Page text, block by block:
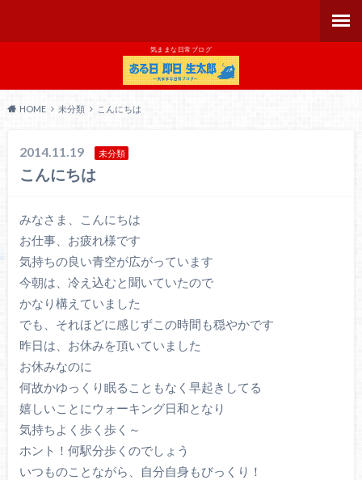
気ままな日常ブログ
HOME 未分類 こんにちは
2014.11.19 未分類
こんにちは
みなさま、こんにちは
お仕事、お疲れ様です
気持ちの良い青空が広がっています
今朝は、冷え込むと聞いていたので
かなり構えていました
でも、それほどに感じずこの時間も穏やかです
昨日は、お休みを頂いていました
お休みなのに
何故かゆっくり眠ることもなく早起きしてる
嬉しいことにウォーキング日和となり
気持ちよく歩く歩く～
ホント！何駅分歩くのでしょう
いつものことながら、自分自身もびっくり！